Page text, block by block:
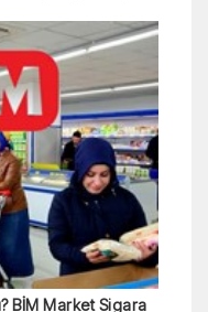
BİM Market Sigara